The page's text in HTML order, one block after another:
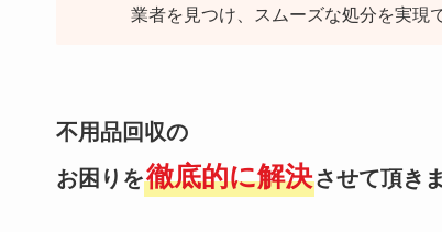
業者を見つけ、スムーズな処分を実現
不用品回収の
お困りを徹底的に解決させて頂き